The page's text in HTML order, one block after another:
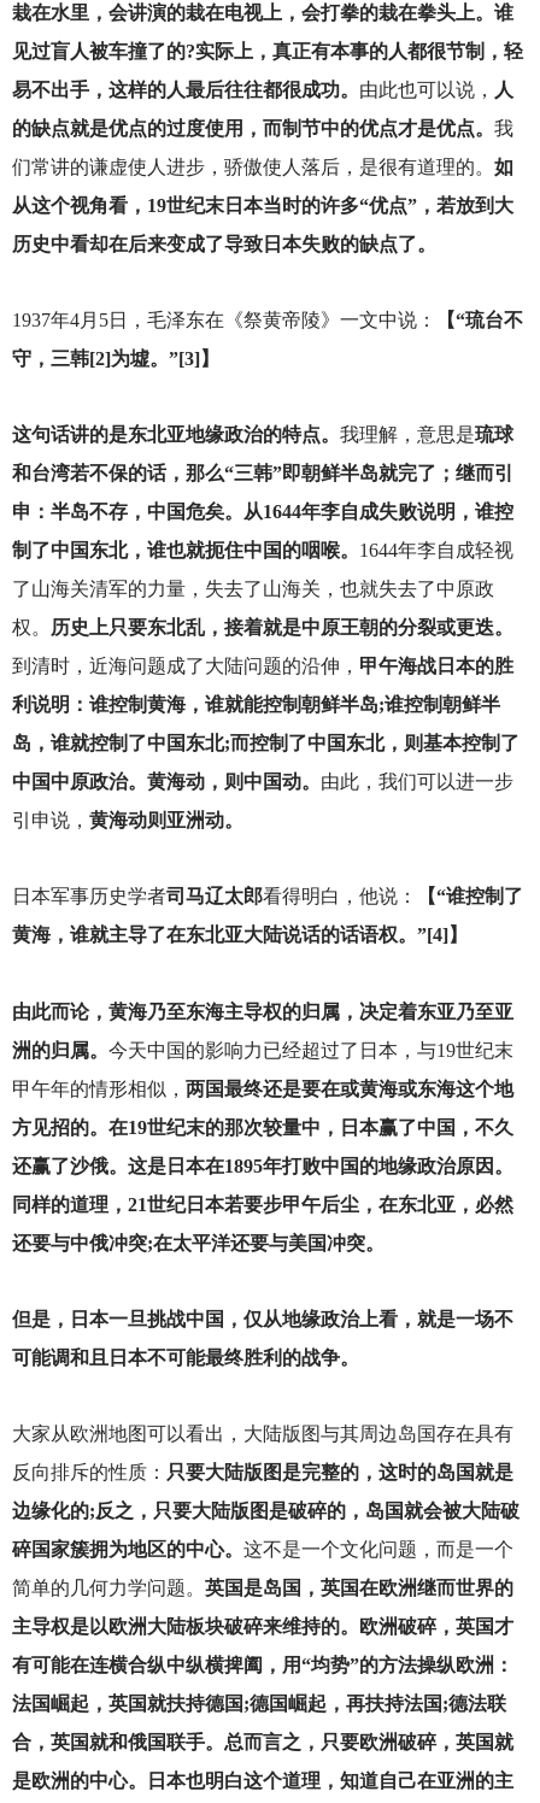
栽在水里，会讲演的栽在电视上，会打拳的栽在拳头上。谁
见过盲人被车撞了的?实际上，真正有本事的人都很节制，轻
易不出手，这样的人最后往往都很成功。 由此也可以说， 人
的缺点就是优点的过度使用，而制节中的优点才是优点。 我
们常讲的谦虚使人进步，骄傲使人落后，是很有道理的。 如
从这个视角看，19世纪末日本当时的许多“优点”，若放到大
历史中看却在后来变成了导致日本失败的缺点了。
1937年4月5日，毛泽东在《祭黄帝陵》一文中说：
【“琉台不
守，三韩[2]为墟。”[3]】
这句话讲的是东北亚地缘政治的特点。 我理解，意思是琉球
和台湾若不保的话，那么“三韩”即朝鲜半岛就完了；继而引
申：半岛不存，中国危矣。从1644年李自成失败说明，谁控
制了中国东北，谁也就扼住中国的咽喉。 1644年李自成轻视
了山海关清军的力量，失去了山海关，也就失去了中原政
权。
历史上只要东北乱，接着就是中原王朝的分裂或更迭。
到清时，近海问题成了大陆问题的沿伸， 甲午海战日本的胜
利说明：谁控制黄海，谁就能控制朝鲜半岛;谁控制朝鲜半
岛，谁就控制了中国东北;而控制了中国东北，则基本控制了
中国中原政治。黄海动，则中国动。 由此，我们可以进一步
引申说， 黄海动则亚洲动。
日本军事历史学者司马辽太郎看得明白，他说：
【“谁控制了
黄海，谁就主导了在东北亚大陆说话的话语权。”[4]】
由此而论，黄海乃至东海主导权的归属，决定着东亚乃至亚
洲的归属。 今天中国的影响力已经超过了日本，与19世纪末
甲午年的情形相似， 两国最终还是要在或黄海或东海这个地
方见招的。在19世纪末的那次较量中，日本赢了中国，不久
还赢了沙俄。这是日本在1895年打败中国的地缘政治原因。
同样的道理，21世纪日本若要步甲午后尘，在东北亚，必然
还要与中俄冲突;在太平洋还要与美国冲突。
但是，日本一旦挑战中国，仅从地缘政治上看，就是一场不
可能调和且日本不可能最终胜利的战争。
大家从欧洲地图可以看出，大陆版图与其周边岛国存在具有
反向排斥的性质： 只要大陆版图是完整的，这时的岛国就是
边缘化的;反之，只要大陆版图是破碎的，岛国就会被大陆破
碎国家簇拥为地区的中心。 这不是一个文化问题，而是一个
简单的几何力学问题。 英国是岛国，英国在欧洲继而世界的
主导权是以欧洲大陆板块破碎来维持的。欧洲破碎，英国才
有可能在连横合纵中纵横捭阖，用“均势”的方法操纵欧洲：
法国崛起，英国就扶持德国;德国崛起，再扶持法国;德法联
合，英国就和俄国联手。总而言之，只要欧洲破碎，英国就
是欧洲的中心。日本也明白这个道理，知道自己在亚洲的主